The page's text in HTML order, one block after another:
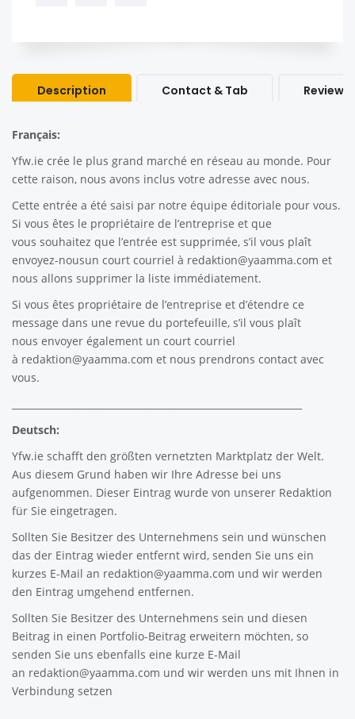
Description Contact & Tab Review
Français:
Yfw.ie crée le plus grand marché en réseau au monde. Pour
cette raison, nous avons inclus votre adresse avec nous.
Cette entrée a été saisi par notre équipe éditoriale pour vous.
Si vous êtes le propriétaire de l’entreprise et que
vous souhaitez que l’entrée est supprimée, s’il vous plaît
envoyez-nousun court courriel à redaktion@yaamma.com et
nous allons supprimer la liste immédiatement.
Si vous êtes propriétaire de l’entreprise et d’étendre ce
message dans une revue du portefeuille, s’il vous plaît
nous envoyer également un court courriel
à redaktion@yaamma.com et nous prendrons contact avec
vous.
Deutsch:
Yfw.ie schafft den größten vernetzten Marktplatz der Welt.
Aus diesem Grund haben wir Ihre Adresse bei uns
aufgenommen. Dieser Eintrag wurde von unserer Redaktion
für Sie eingetragen.
Sollten Sie Besitzer des Unternehmens sein und wünschen
das der Eintrag wieder entfernt wird, senden Sie uns ein
kurzes E-Mail an redaktion@yaamma.com und wir werden
den Eintrag umgehend entfernen.
Sollten Sie Besitzer des Unternehmens sein und diesen
Beitrag in einen Portfolio-Beitrag erweitern möchten, so
senden Sie uns ebenfalls eine kurze E-Mail
an redaktion@yaamma.com und wir werden uns mit Ihnen in
Verbindung setzen